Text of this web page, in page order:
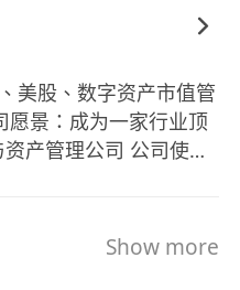
制固定辦公時段與地
核標準。
伙人三種合作模式，支
。
美股、数字资产市值管
产管理公司 公司使
Show more